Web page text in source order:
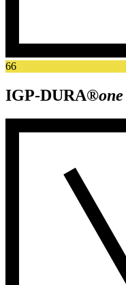
66
IGP-DURA®one